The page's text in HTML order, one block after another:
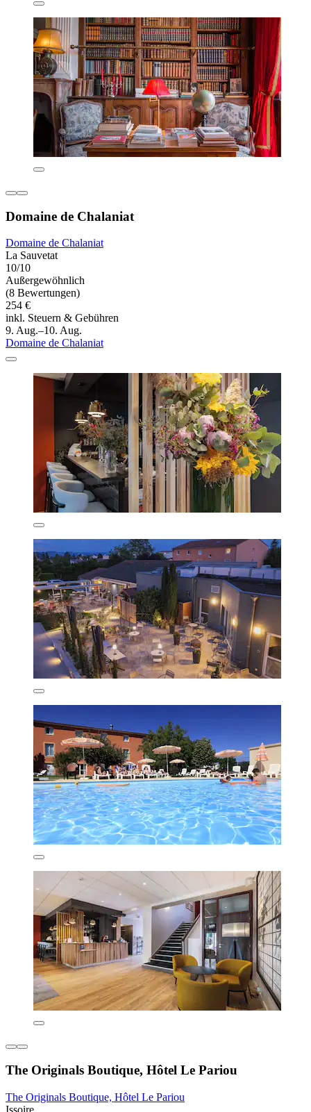
Domaine de Chalaniat
Domaine de Chalaniat
La Sauvetat
10/10
Außergewöhnlich
(8 Bewertungen)
254 €
inkl. Steuern & Gebühren
9. Aug.–10. Aug.
Domaine de Chalaniat
The Originals Boutique, Hôtel Le Pariou
The Originals Boutique, Hôtel Le Pariou
Issoire